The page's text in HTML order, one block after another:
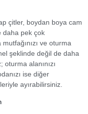
çitler, boydan boya cam
daha pek çok
ve oturma
şeklinde değil de daha
alanınızı
ise diğer
ayırabilirsiniz.